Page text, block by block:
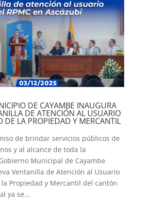
DE CAYAMBE INAUGURA
DE ATENCIÓN AL USUARIO
DE LA PROPIEDAD Y MERCANTIL
de brindar servicios públicos de
y al alcance de toda la
Municipal de Cayambe
Ventanilla de Atención al Usuario
Propiedad y Mercantil del cantón
ya se...